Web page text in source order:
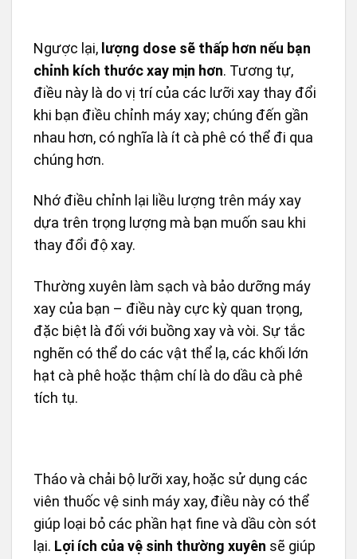
Ngược lại, lượng dose sẽ thấp hơn nếu bạn
chỉnh kích thước xay mịn hơn. Tương tự,
điều này là do vị trí của các lưỡi xay thay đổi
khi bạn điều chỉnh máy xay; chúng đến gần
nhau hơn, có nghĩa là ít cà phê có thể đi qua
chúng hơn.
Nhớ điều chỉnh lại liều lượng trên máy xay
dựa trên trọng lượng mà bạn muốn sau khi
thay đổi độ xay.
Thường xuyên làm sạch và bảo dưỡng máy
xay của bạn – điều này cực kỳ quan trọng,
đặc biệt là đối với buồng xay và vòi. Sự tắc
nghẽn có thể do các vật thể lạ, các khối lớn
hạt cà phê hoặc thậm chí là do dầu cà phê
tích tụ.
Tháo và chải bộ lưỡi xay, hoặc sử dụng các
viên thuốc vệ sinh máy xay, điều này có thể
giúp loại bỏ các phần hạt fine và dầu còn sót
lại. Lợi ích của vệ sinh thường xuyên sẽ giúp